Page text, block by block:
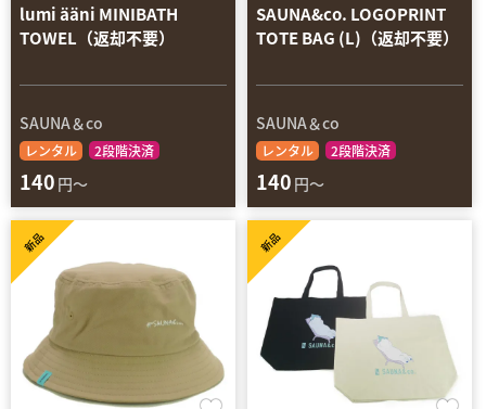
lumi ääni MINIBATH
TOWEL（返却不要）
SAUNA＆co
レンタル 2段階決済
140 円～
SAUNA&co. LOGOPRINT
TOTE BAG (L)（返却不要）
SAUNA＆co
レンタル 2段階決済
140 円～
新品 新品